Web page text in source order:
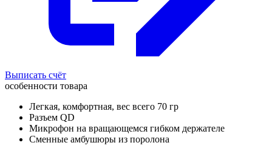
Выписать счёт
особенности товара
Легкая, комфортная, вес всего 70 гр
Разъем QD
Микрофон на вращающемся гибком держателе
Сменные амбушюры из поролона